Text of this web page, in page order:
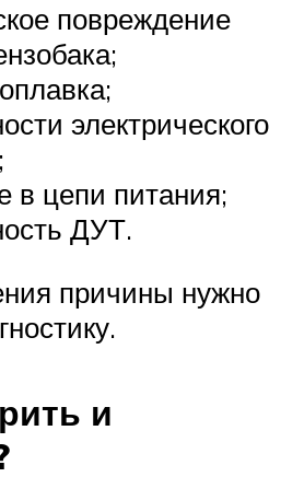
повреждение
электрического
в цепи питания;
ДУТ.
причины нужно
и